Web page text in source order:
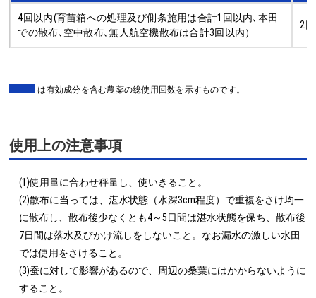
4回以内(育苗箱への処理及び側条施用は合計1回以内､本田
での散布､空中散布､無人航空機散布は合計3回以内）
2
は有効成分を含む農薬の総使用回数を示すものです。
使用上の注意事項
(1)使用量に合わせ秤量し、使いきること。
(2)散布に当っては、湛水状態（水深3cm程度）で重複をさけ均一
に散布し、散布後少なくとも4～5日間は湛水状態を保ち、散布後
7日間は落水及びかけ流しをしないこと。なお漏水の激しい水田
では使用をさけること。
(3)蚕に対して影響があるので、周辺の桑葉にはかからないように
すること。